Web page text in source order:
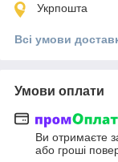
Укрпошта
Всі умови
Умови оплати
Ви отримаєте
або гроші